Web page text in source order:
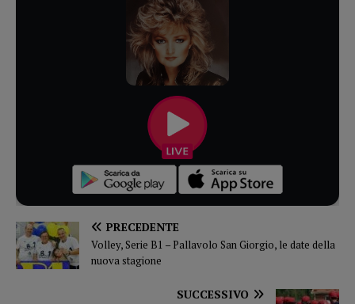
PRECEDENTE
Volley, Serie B1 – Pallavolo San Giorgio, le date della
nuova stagione
SUCCESSIVO